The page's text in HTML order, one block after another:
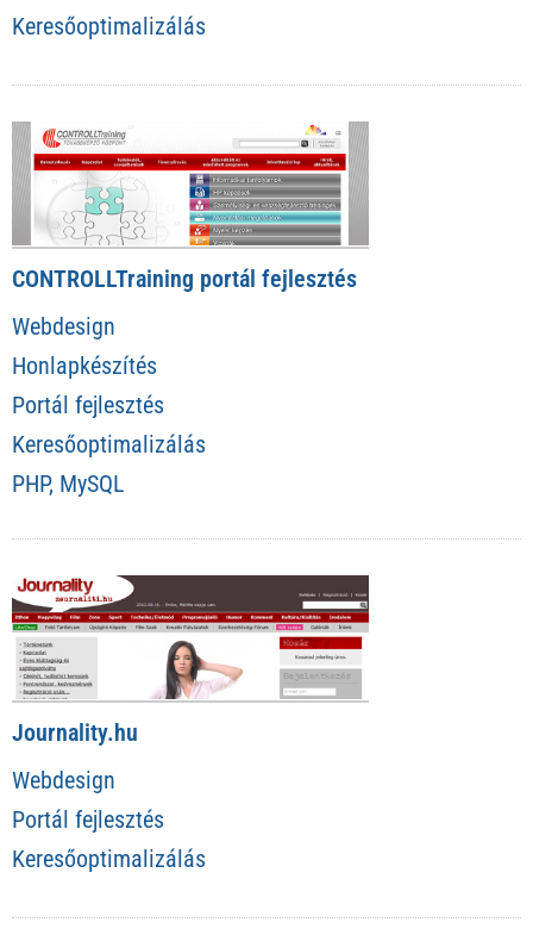
Keresőoptimalizálás
CONTROLLTraining portál fejlesztés
Webdesign
Honlapkészítés
Portál fejlesztés
Keresőoptimalizálás
PHP, MySQL
Journality.hu
Webdesign
Portál fejlesztés
Keresőoptimalizálás